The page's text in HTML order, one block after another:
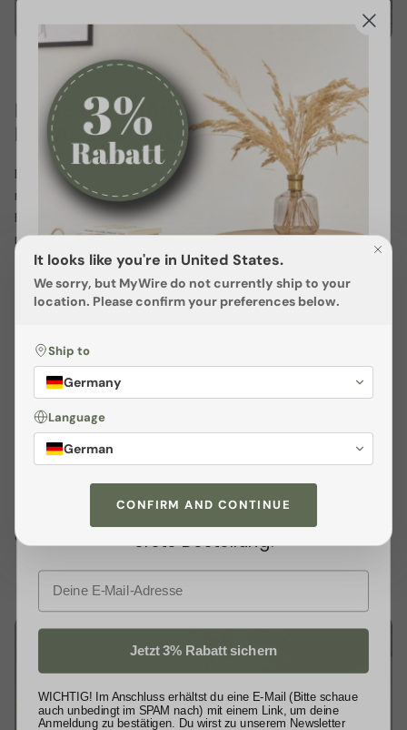
MODERNER HANDTUCHSTÄNDER AUS
METALL – STILVOLL & FUNKTIONAL
Der Handtuchständer„Enns“
vereint elegantes Design
mit höchster Funktionalität und ist eine stilvolle
Ergänzung für jedes Badezimmer. Gefertigt aus
massivem8 mm starkem Metalldrahtund
ausgestattet mit einer stabilen Bodenplatte, bietet er
eine robuste und langlebige Lösung zur
Handtuchtrocknung. Sein minimalistisches, modernes
die durchdachte Konstruktion Platz für mehrere
Handtücher gleichzeitig bietet.
Mit einer
bietet der freistehende Handtuchhalter ausreichend
Platz für bis zu
. Zusätzlich
sorgen zwei praktische Haken für die ordentliche
kommt fertig montiert bei dir an – einfach
auspacken, aufstellen und genießen!
Sichere dir
Melden dich jetzt zu unserem
Newsletteran und profitiere von
exklusivenAngebotensowie wertvollen
Tipps. Als kleines Dankeschön
schenken wir dir3% Rabattauf deine
erste Bestellung.
E-Mail
Jetzt 3% Rabatt sichern
WICHTIG! Im Anschluss erhältst du eine E-Mail (Bitte schaue
auch unbedingt im SPAM nach) mit einem Link, um deine
Anmeldung zu bestätigen. Du wirst zu unserem Newsletter
It looks like you're in United States.
We sorry, but MyWiredo not currently ship to your
location. Please confirm your preferences below.
Ship to
Germany
Language
German
CONFIRM AND CONTINUE